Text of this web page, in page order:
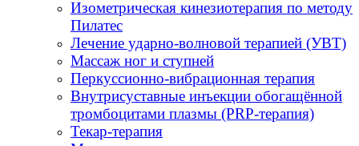
Изометрическая кинезиотерапия по методу
Пилатес
Лечение ударно-волновой терапией (УВТ)
Массаж ног и ступней
Перкуссионно-вибрационная терапия
Внутрисуставные инъекции обогащённой
тромбоцитами плазмы (PRP-терапия)
Текар-терапия